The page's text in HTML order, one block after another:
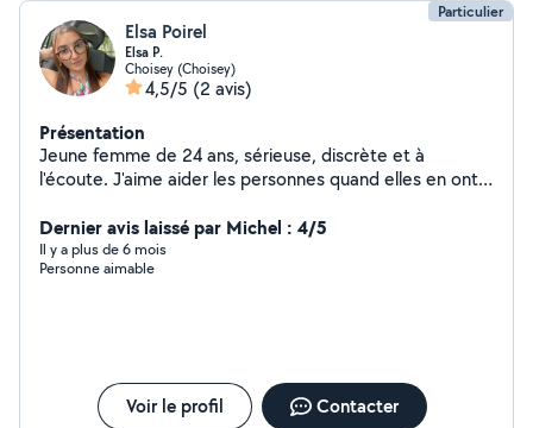
Particulier
Elsa Poirel
Elsa P.
Choisey (Choisey)
4,5/5 (2 avis)
Présentation
Jeune femme de 24 ans, sérieuse, discrète et à
l'écoute. J'aime aider les personnes quand elles en ont
pour du ménage, de la garde d'enfants, d'animaux, etc..
Je serais ravie de pouvoir vous rendre service ! À
bientôt peut-être :)
Dernier avis laissé par Michel : 4/5
Il y a plus de 6 mois
Personne aimable
Voir le profil Contacter